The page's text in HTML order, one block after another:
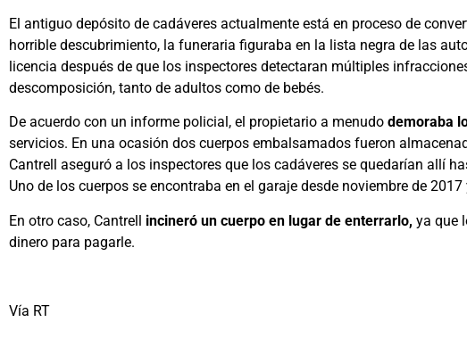
El antiguo depósito de cadáveres actualmente está en proceso de
horrible descubrimiento, la funeraria figuraba en la lista negra de las
licencia después de que los inspectores detectaran múltiples
descomposición, tanto de adultos como de bebés.
De acuerdo con un informe policial, el propietario a menudo demoraba
servicios. En una ocasión dos cuerpos embalsamados fueron
Cantrell aseguró a los inspectores que los cadáveres se quedarían allí
Uno de los cuerpos se encontraba en el garaje desde noviembre de
En otro caso, Cantrell incineró un cuerpo en lugar de enterrarlo, ya que
dinero para pagarle.
Vía RT